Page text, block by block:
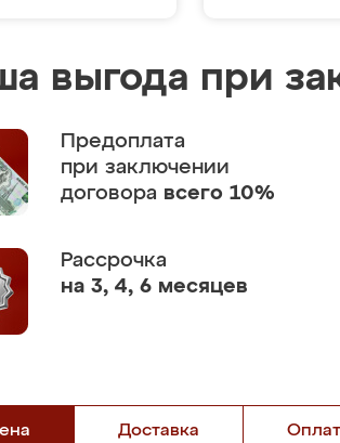
выгода при
Предоплата
при заключении
договора всего 10%
Рассрочка
на 3, 4, 6 месяцев
Доставка